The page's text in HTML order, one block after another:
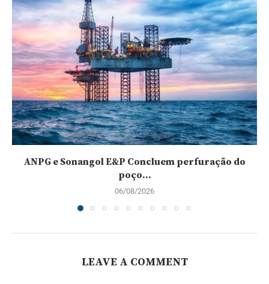
ANPG e Sonangol E&P Concluem perfuração do
poço...
06/08/2026
LEAVE A COMMENT